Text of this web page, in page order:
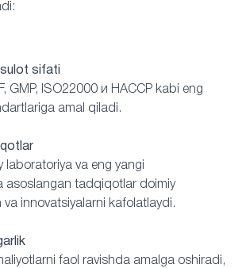
sifati
GMP, ISO22000 и HACCP kabi eng
amal qiladi.
laboratoriya va eng yangi
asoslangan tadqiqotlar doimiy
va innovatsiyalarni kafolatlaydi.
faol ravishda amalga oshiradi,